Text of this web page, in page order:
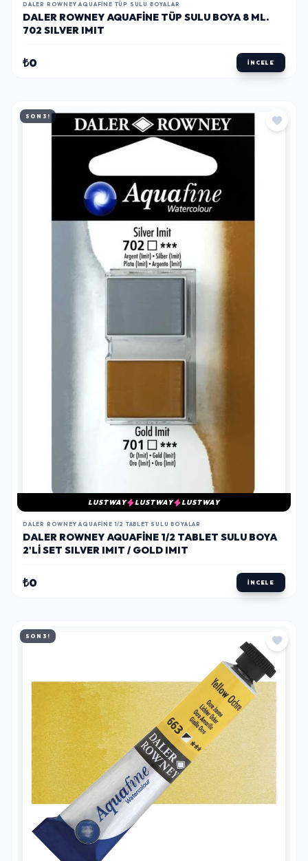
DALER ROWNEY AQUAFINE TÜP SULU BOYALAR
DALER ROWNEY AQUAFINE TÜP SULU BOYA 8 ML.
702 SILVER IMIT
₺0 İNCELE
SON 3!
LUSTWAY LUSTWAY LUSTWAY
DALER ROWNEY AQUAFINE 1/2 TABLET SULU BOYALAR
DALER ROWNEY AQUAFINE 1/2 TABLET SULU BOYA
2'LI SET SILVER IMIT / GOLD IMIT
₺0 İNCELE
SON 3!